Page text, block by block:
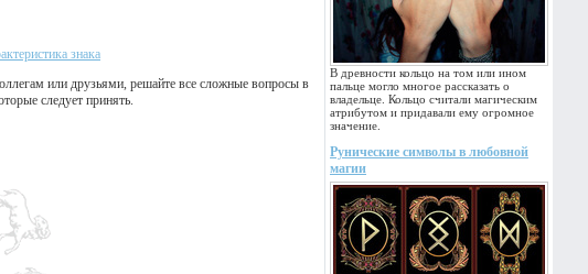
В древности кольцо на том или ином
пальце могло многое рассказать о
владельце. Кольцо считали магическим
атрибутом и придавали ему огромное
значение.
Рунические символы в любовной
магии
знака
или друзьями, решайте все сложные вопросы в
следует принять.